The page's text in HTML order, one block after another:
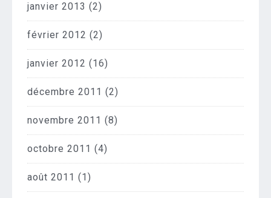
janvier 2013 (2)
février 2012 (2)
janvier 2012 (16)
décembre 2011 (2)
novembre 2011 (8)
octobre 2011 (4)
août 2011 (1)